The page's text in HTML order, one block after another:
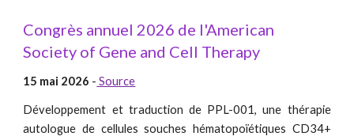
Congrès annuel 2026 de l'American
Society of Gene and Cell Therapy
15 mai 2026 - Source
Développement et traduction de PPL-001, une thérapie
autologue de cellules souches hématopoïétiques CD34+